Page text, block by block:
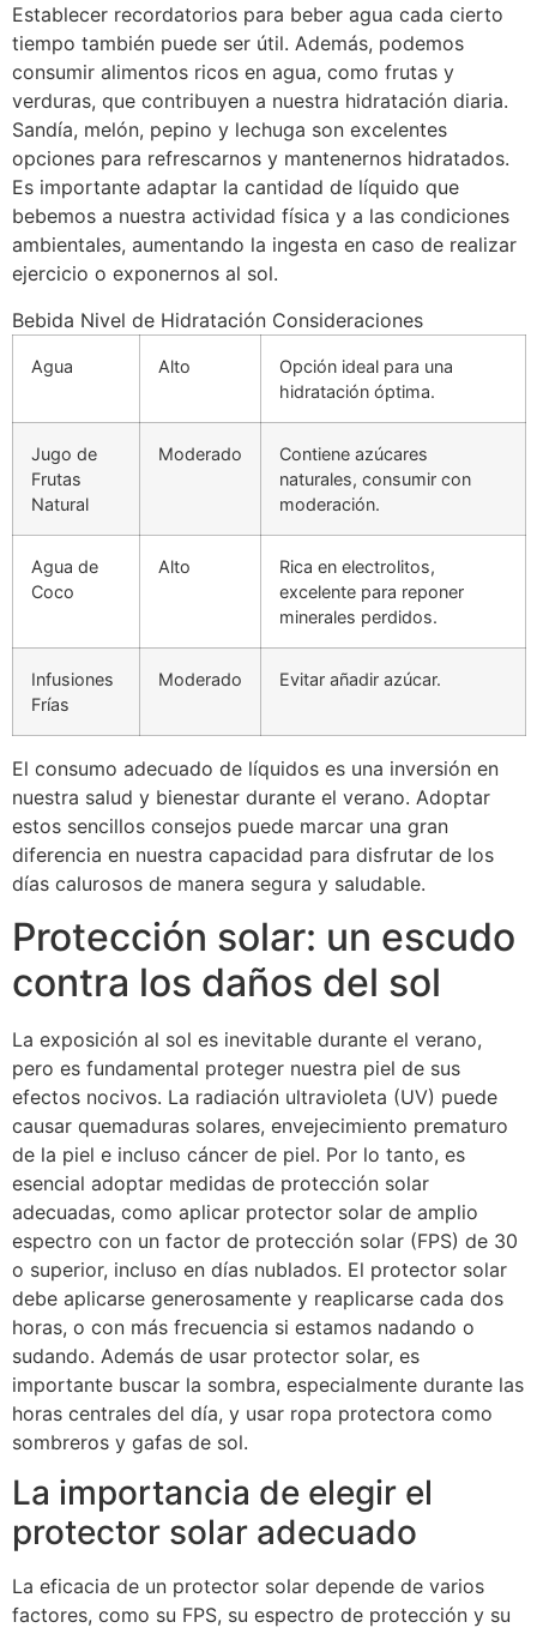
Establecer recordatorios para beber agua cada cierto
tiempo también puede ser útil. Además, podemos
consumir alimentos ricos en agua, como frutas y
verduras, que contribuyen a nuestra hidratación diaria.
Sandía, melón, pepino y lechuga son excelentes
opciones para refrescarnos y mantenernos hidratados.
Es importante adaptar la cantidad de líquido que
bebemos a nuestra actividad física y a las condiciones
ambientales, aumentando la ingesta en caso de realizar
ejercicio o exponernos al sol.
Bebida Nivel de Hidratación Consideraciones
Agua Alto
Opción ideal para una
hidratación óptima.
Jugo de
Frutas
Natural
Moderado
Contiene azúcares
naturales, consumir con
moderación.
Agua de
Coco
Alto
Rica en electrolitos,
excelente para reponer
minerales perdidos.
Infusiones
Frías
Moderado Evitar añadir azúcar.
El consumo adecuado de líquidos es una inversión en
nuestra salud y bienestar durante el verano. Adoptar
estos sencillos consejos puede marcar una gran
diferencia en nuestra capacidad para disfrutar de los
días calurosos de manera segura y saludable.
Protección solar: un escudo
contra los daños del sol
La exposición al sol es inevitable durante el verano,
pero es fundamental proteger nuestra piel de sus
efectos nocivos. La radiación ultravioleta (UV) puede
causar quemaduras solares, envejecimiento prematuro
de la piel e incluso cáncer de piel. Por lo tanto, es
esencial adoptar medidas de protección solar
adecuadas, como aplicar protector solar de amplio
espectro con un factor de protección solar (FPS) de 30
o superior, incluso en días nublados. El protector solar
debe aplicarse generosamente y reaplicarse cada dos
horas, o con más frecuencia si estamos nadando o
sudando. Además de usar protector solar, es
importante buscar la sombra, especialmente durante las
horas centrales del día, y usar ropa protectora como
sombreros y gafas de sol.
La importancia de elegir el
protector solar adecuado
La eficacia de un protector solar depende de varios
factores, como su FPS, su espectro de protección y su